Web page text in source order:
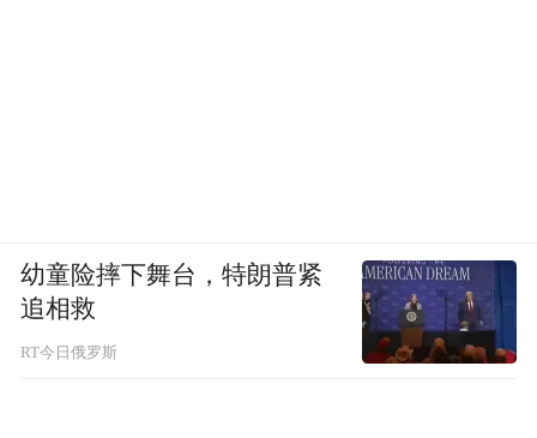
幼童险摔下舞台，特朗普紧
追相救
RT今日俄罗斯